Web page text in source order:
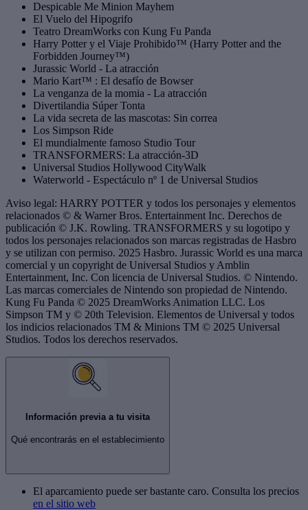
Despicable Me Minion Mayhem
El Vuelo del Hipogrifo
Teatro DreamWorks con Kung Fu Panda
Harry Potter y el Viaje Prohibido™ (Harry Potter and the
Forbidden Journey™)
Jurassic World - La atracción
Mario Kart™ : El desafío de Bowser
La venganza de la momia - La atracción
Divertilandia Súper Tonta
La vida secreta de las mascotas: Sin correa
Los Simpson Ride
El mundialmente famoso Studio Tour
TRANSFORMERS: La atracción-3D
Universal Studios Hollywood CityWalk
Waterworld - Espectáculo nº 1 de Universal Studios
Aviso legal: HARRY POTTER y todos los personajes y elementos
relacionados © & Warner Bros. Entertainment Inc. Derechos de
publicación © J.K. Rowling. TRANSFORMERS y su logotipo y
todos los personajes relacionados son marcas registradas de Hasbro
y se utilizan con permiso. 2025 Hasbro. Jurassic World es una marca
comercial y un copyright de Universal Studios y Amblin
Entertainment, Inc. Con licencia de Universal Studios. © Nintendo.
Las marcas comerciales de Nintendo son propiedad de Nintendo.
Kung Fu Panda © 2025 DreamWorks Animation LLC. Los
Simpson TM y © 20th Television. Elementos de Universal y todos
los indicios relacionados TM & Minions TM © 2025 Universal
Studios. Todos los derechos reservados.
Información previa a tu visita
Qué encontrarás en el establecimiento
El aparcamiento puede ser bastante caro. Consulta los precios
en el sitio web